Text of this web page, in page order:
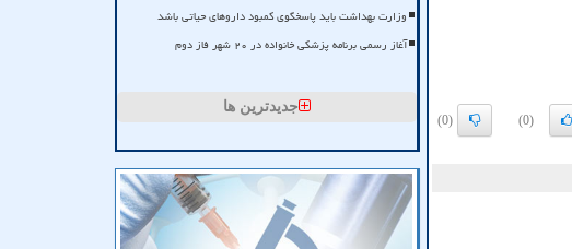
(0)
(0)
وزارت بهداشت باید پاسخگوی کمبود داروهای حیاتی باشد
آغاز رسمی برنامه پزشکی خانواده در ۲۰ شهر فاز دوم
جدیدترین ها